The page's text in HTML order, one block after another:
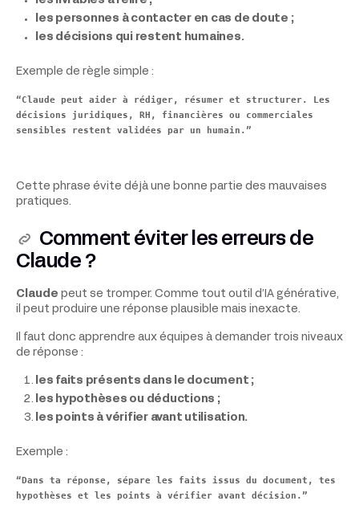
les personnes à contacter en cas de doute ;
les décisions qui restent humaines.
Exemple de règle simple :
“Claude peut aider à rédiger, résumer et structurer. Les
décisions juridiques, RH, financières ou commerciales
sensibles restent validées par un humain.”
Cette phrase évite déjà une bonne partie des mauvaises
pratiques.
Comment éviter les erreurs de
Claude ?
Claude peut se tromper. Comme tout outil d’IA générative,
il peut produire une réponse plausible mais inexacte.
Il faut donc apprendre aux équipes à demander trois niveaux
de réponse :
les faits présents dans le document ;
les hypothèses ou déductions ;
les points à vérifier avant utilisation.
Exemple :
“Dans ta réponse, sépare les faits issus du document, tes
hypothèses et les points à vérifier avant décision.”